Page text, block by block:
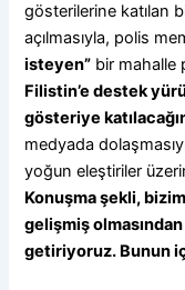
gösterilerine katılan
açılmasıyla, polis
isteyen” bir mahalle
Filistin’e destek
gösteriye
medyada
yoğun eleştiriler
Konuşma şekli,
gelişmiş
getiriyoruz. Bunun